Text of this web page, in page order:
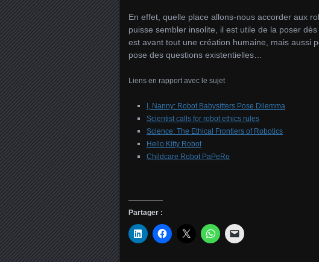
En effet, quelle place allons-nous accorder aux
puisse sembler insolite, il est utile de la poser
est avant tout une création humaine, mais aussi
pose des questions existentielles…
Liens en rapport avec le sujet
I, Nanny: Robot Babysitters Pose Dilemma
Scientist calls for robot ethics rules
Science: The Ethical Frontiers of Robotics
Hello Kitty Robot
Childcare Robot PaPeRo
Partager :